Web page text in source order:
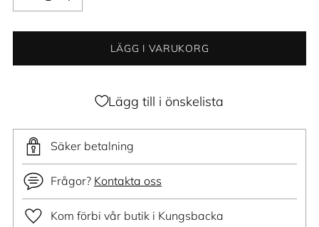
LÄGG I VARUKORG
Lägg till i önskelista
Säker betalning
Frågor? Kontakta oss
Kom förbi vår butik i Kungsbacka